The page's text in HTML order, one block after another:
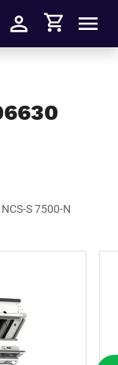
S'identifier
Panier
S 7500-N